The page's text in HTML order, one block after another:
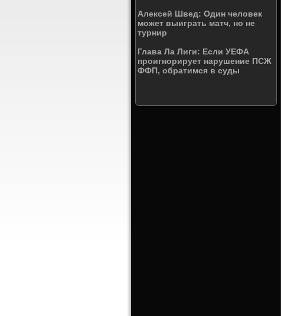
Алексей Швед: Один человек
может выиграть матч, но не
турнир
Глава Ла Лиги: Если УЕФА
проигнорирует нарушение ПСЖ
ФФП, обратимся в суды